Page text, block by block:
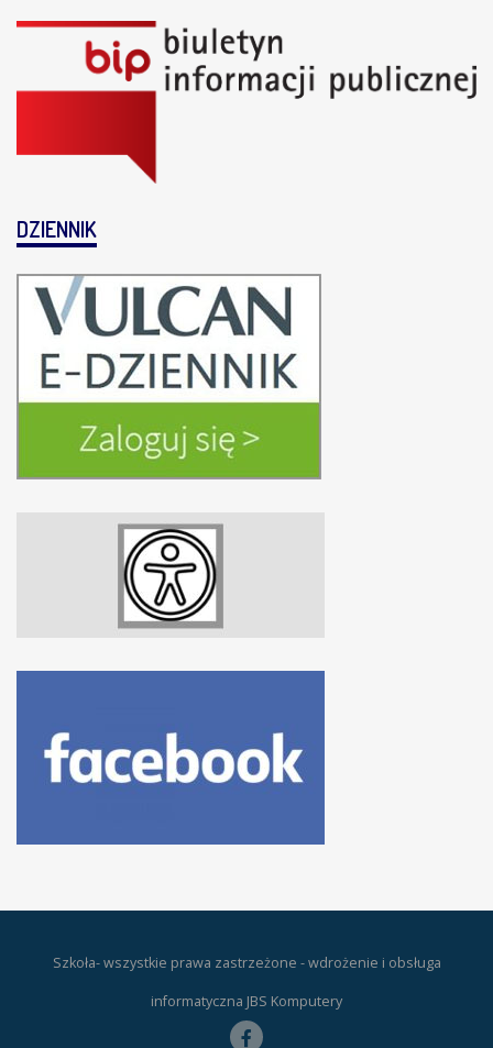
DZIENNIK
Szkoła- wszystkie prawa zastrzeżone - wdrożenie i obsługa
informatyczna JBS Komputery